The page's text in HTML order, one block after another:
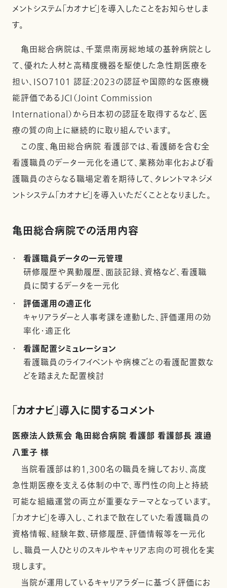
メントシステム「カオナビ」を導入したことをお知らせしま
す。
亀田総合病院は、千葉県南房総地域の基幹病院とし
て、優れた人材と高精度機器を駆使した急性期医療を
担い、ISO7101 認証:2023の認証や国際的な医療機
能評価であるJCI（Joint Commission
International）から日本初の認証を取得するなど、医
療の質の向上に継続的に取り組んでいます。
この度、亀田総合病院 看護部では、看護師を含む全
看護職員のデータ一元化を通じて、業務効率化および看
護職員のさらなる職場定着を期待して、タレントマネジメ
ントシステム「カオナビ」を導入いただくこととなりました。
亀田総合病院での活用内容
看護職員データの一元管理
研修履歴や異動履歴、面談記録、資格など、看護職
員に関するデータを一元化
評価運用の適正化
キャリアラダーと人事考課を連動した、評価運用の効
率化・適正化
看護配置シミュレーション
看護職員のライフイベントや病棟ごとの看護配置数な
どを踏まえた配置検討
「カオナビ」導入に関するコメント
医療法人鉄蕉会 亀田総合病院 看護部 看護部長 渡邉
八重子 様
当院看護部は約1,300名の職員を擁しており、高度
急性期医療を支える体制の中で、専門性の向上と持続
可能な組織運営の両立が重要なテーマとなっています。
「カオナビ」を導入し、これまで散在していた看護職員の
資格情報、経験年数、研修履歴、評価情報等を一元化
し、職員一人ひとりのスキルやキャリア志向の可視化を実
現します。
当院が運用しているキャリアラダーに基づく評価にお